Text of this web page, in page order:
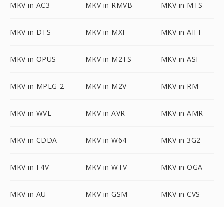
MKV in AC3 MKV in RMVB MKV in MTS
MKV in DTS MKV in MXF MKV in AIFF
MKV in OPUS MKV in M2TS MKV in ASF
MKV in MPEG-2 MKV in M2V MKV in RM
MKV in WVE MKV in AVR MKV in AMR
MKV in CDDA MKV in W64 MKV in 3G2
MKV in F4V MKV in WTV MKV in OGA
MKV in AU MKV in GSM MKV in CVS